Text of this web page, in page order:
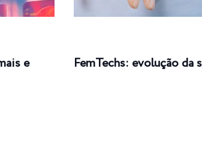
e
FemTechs: evolução da